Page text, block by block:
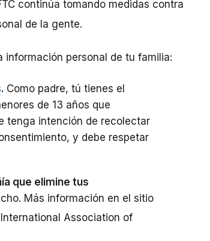
continúa tomando medidas contra
de la gente.
personal de tu familia:
. Como padre, tú tienes el
de 13 años que
tenga intención de recolectar
y debe respetar
que elimine tus
Más información en el sitio
Association of